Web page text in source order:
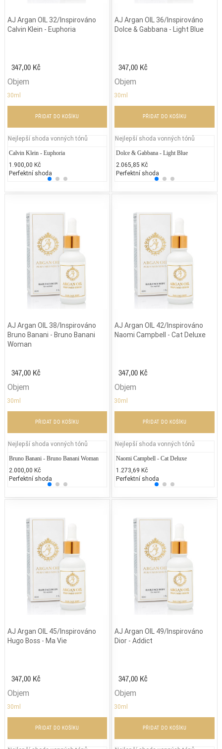
AJ Argan OIL 32/Inspirováno
Calvin Klein - Euphoria
347,00 Kč
Objem
30ml
PŘIDAT DO KOŠÍKU
Nejlepší shoda vonných tónů
Calvin Klein - Euphoria
1.900,00 Kč
Perfektní shoda
Jean Paul Gaultier - Classique
2.300,00 Kč
50% běžných vonných tónů
AJ Argan OIL 36/Inspirováno
Dolce & Gabbana - Light Blue
347,00 Kč
Objem
30ml
PŘIDAT DO KOŠÍKU
Nejlepší shoda vonných tónů
Dolce & Gabbana - Light Blue
2.065,85 Kč
Perfektní shoda
AJ Argan OIL 38/Inspirováno
Bruno Banani - Bruno Banani
Woman
347,00 Kč
Objem
30ml
PŘIDAT DO KOŠÍKU
Nejlepší shoda vonných tónů
Bruno Banani - Bruno Banani Woman
2.000,00 Kč
Perfektní shoda
Versace - Dylan Blue Woman
2.531,83 Kč
25% běžných vonných tónů
AJ Argan OIL 42/Inspirováno
Naomi Campbell - Cat Deluxe
347,00 Kč
Objem
30ml
PŘIDAT DO KOŠÍKU
Nejlepší shoda vonných tónů
Naomi Campbell - Cat Deluxe
1.273,69 Kč
Perfektní shoda
AJ Argan OIL 45/Inspirováno
Hugo Boss - Ma Vie
347,00 Kč
Objem
30ml
PŘIDAT DO KOŠÍKU
AJ Argan OIL 49/Inspirováno
Dior - Addict
347,00 Kč
Objem
30ml
PŘIDAT DO KOŠÍKU